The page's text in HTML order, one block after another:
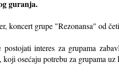
guranja.
koncert grupe "Rezonansa" od
interes za grupama
koji osećaju potrebu za grupama